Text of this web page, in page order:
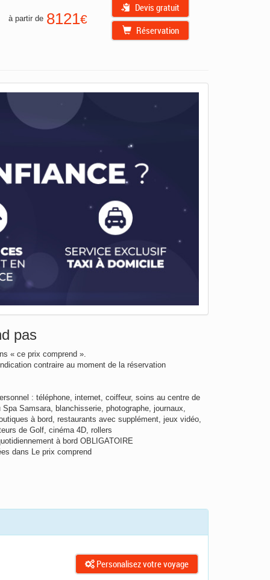
à partir de 8121€
Devis gratuit
Réservation
pas
« ce prix comprend ».
contraire au moment de la réservation
: téléphone, internet, coiffeur, soins au centre de
Samsara, blanchisserie, photographe, journaux,
à bord, restaurants avec supplément, jeux vidéo,
de Golf, cinéma 4D, rollers
à bord OBLIGATOIRE
dans Le prix comprend
Personalisez votre voyage